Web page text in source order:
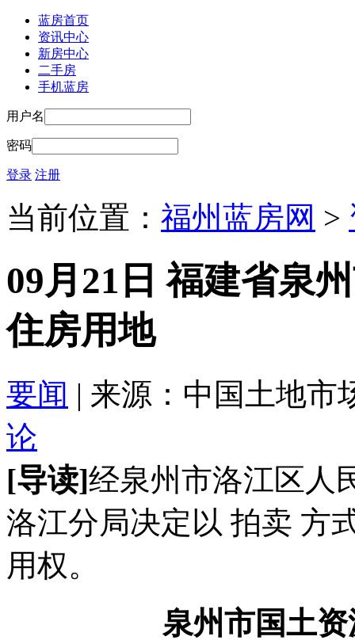
蓝房首页
资讯中心
新房中心
二手房
手机蓝房
用户名
密码
登录 注册
当前位置： 福州蓝房网 >
09月21日 福建省泉
住房用地
要闻 | 来源：中国土地市
论
[导读]经泉州市洛江区人
洛江分局决定以 拍卖 方
用权。
泉州市国土